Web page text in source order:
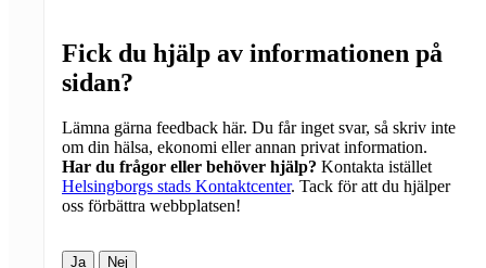
Fick du hjälp av informationen på
sidan?
Lämna gärna feedback här. Du får inget svar, så skriv inte
om din hälsa, ekonomi eller annan privat information.
Har du frågor eller behöver hjälp? Kontakta istället
Helsingborgs stads Kontaktcenter. Tack för att du hjälper
oss förbättra webbplatsen!
Ja Nej